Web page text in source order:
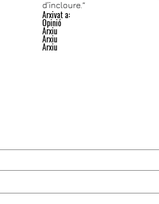
d’incloure.”
Arxivat a:
Opinió
Arxiu
Arxiu
Arxiu